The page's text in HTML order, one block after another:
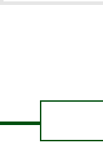
2026.07.15